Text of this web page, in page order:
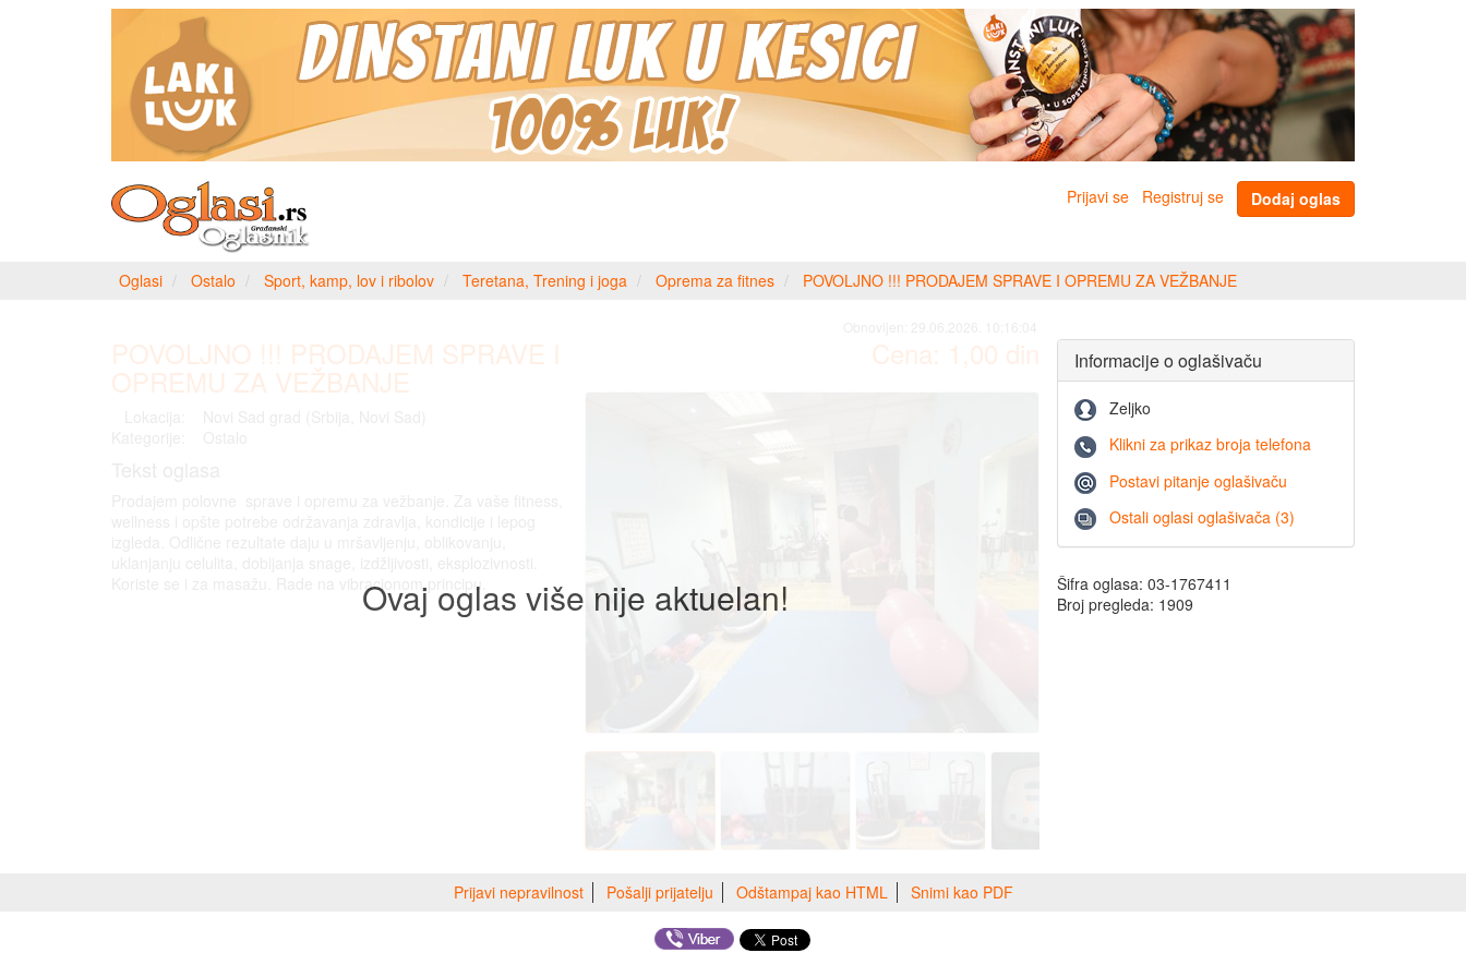
Prijavi se Registruj se Dodaj oglas
Oglasi Ostalo Sport, kamp, lov i ribolov Teretana, Trening i joga Oprema za fitnes POVOLJNO !!! PRODAJEM SPRAVE I OPREMU ZA VEŽBANJE
POVOLJNO !!! PRODAJEM SPRAVE I
OPREMU ZA VEŽBANJE
Koriste se i za masažu. Rade na vibracionom principu.
Cena: 1,00 din
Ovaj oglas više nije aktuelan!
Informacije o oglašivaču
Zeljko
Klikni za prikaz broja telefona
Postavi pitanje oglašivaču
Ostali oglasi oglašivača (3)
Šifra oglasa: 03-1767411
Broj pregleda: 1909
Prijavi nepravilnost Pošalji prijatelju Odštampaj kao HTML Snimi kao PDF